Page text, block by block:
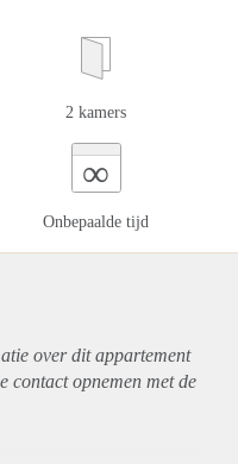
2 kamers
∞
Onbepaalde tijd
over ditappartement
contact opnemen met de